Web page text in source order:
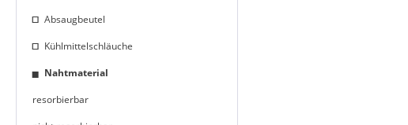
Absaugbeutel
Kühlmittelschläuche
Nahtmaterial
resorbierbar